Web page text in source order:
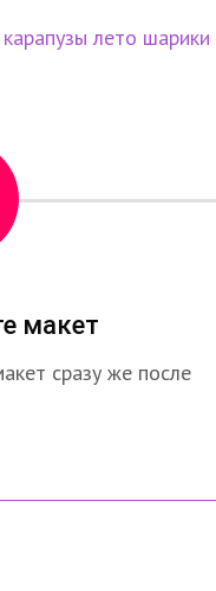
карапузы лето шарики
макет
сразу же после